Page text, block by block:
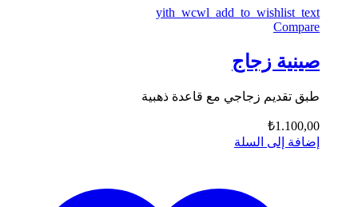
yith_wcwl_add_to_wishlist_text
Compare
صينية زجاج
طبق تقديم زجاجي مع قاعدة ذهبية
₺1.100,00
إضافة إلى السلة